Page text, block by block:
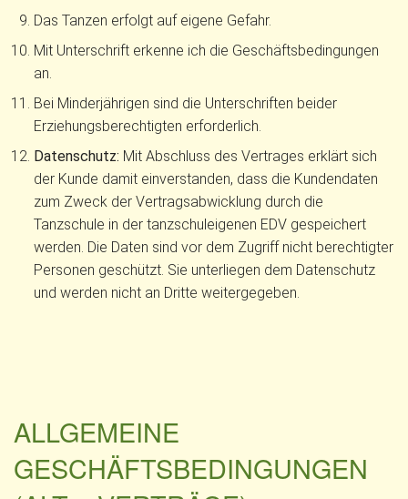
Das Tanzen erfolgt auf eigene Gefahr.
Mit Unterschrift erkenne ich die Geschäftsbedingungen
an.
Bei Minderjährigen sind die Unterschriften beider
Erziehungsberechtigten erforderlich.
Datenschutz: Mit Abschluss des Vertrages erklärt sich
der Kunde damit einverstanden, dass die Kundendaten
zum Zweck der Vertragsabwicklung durch die
Tanzschule in der tanzschuleigenen EDV gespeichert
werden. Die Daten sind vor dem Zugriff nicht berechtigter
Personen geschützt. Sie unterliegen dem Datenschutz
und werden nicht an Dritte weitergegeben.
ALLGEMEINE
GESCHÄFTSBEDINGUNGEN